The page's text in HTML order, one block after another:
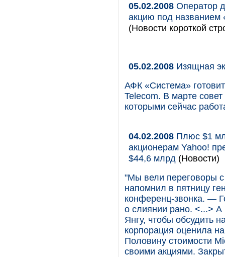
05.02.2008 Оператор
акцию под названием
(Новости короткой
05.02.2008 Изящная
АФК «Система»
Telecom. В марте
которыми сейчас
04.02.2008 Плюс $1
акционерам Yahoo!
$44,6 млрд (Новости)
"Мы вели переговоры
напомнил в пятницу
конференц-звонка. —
о слиянии рано. <...> А
Янгу, чтобы обсудить
корпорация оценила
Половину стоимости
своими акциями.